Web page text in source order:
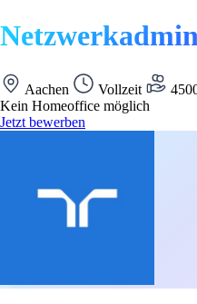
Aachen Vollzeit
Kein Homeoffice möglich
Jetzt bewerben